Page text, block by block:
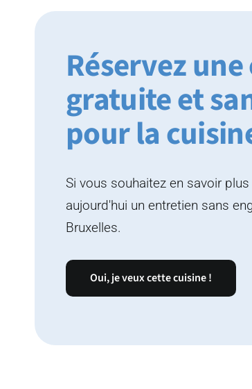
Réservez
gratuite et
pour la
Si vous souhaitez en savoir
aujourd'hui un entretien sans
Bruxelles.
Oui, je veux cette cuisine !